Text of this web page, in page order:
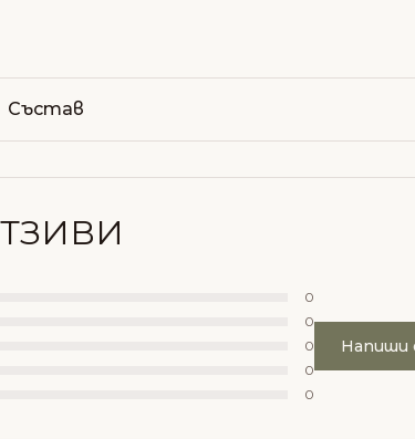
Състав
0
0
0
0
0
Напиши